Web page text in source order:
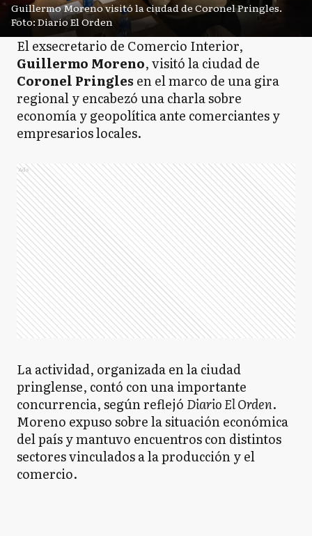
Guillermo Moreno visitó la ciudad de Coronel Pringles.
Foto: Diario El Orden
El exsecretario de Comercio Interior,
Guillermo Moreno, visitó la ciudad de
Coronel Pringles en el marco de una gira
regional y encabezó una charla sobre
economía y geopolítica ante comerciantes y
empresarios locales.
Ads
La actividad, organizada en la ciudad
pringlense, contó con una importante
concurrencia, según reflejó Diario El Orden.
Moreno expuso sobre la situación económica
del país y mantuvo encuentros con distintos
sectores vinculados a la producción y el
comercio.